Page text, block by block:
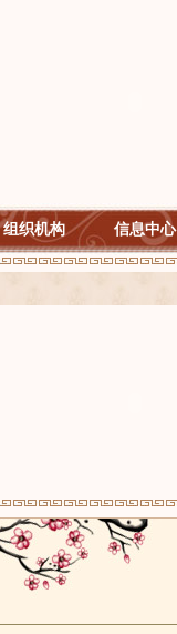
组织机构 信息中心